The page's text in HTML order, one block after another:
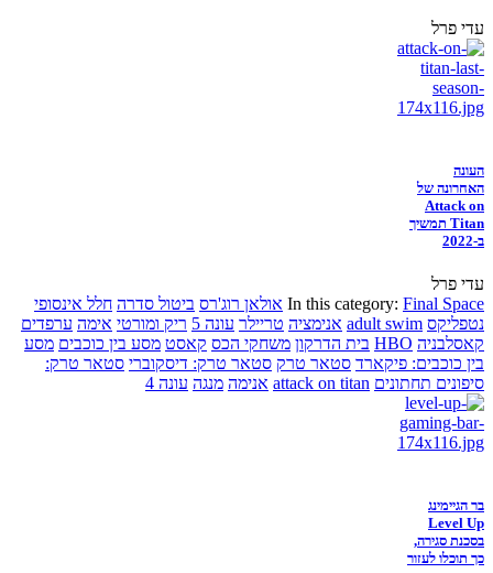
עדי פרל
העונה
האחרונה של
Attack on
Titan תמשיך
ב-2022
עדי פרל
In this category: Final Space אולאן רוג'רס ביטול סדרה חלל אינסופי
נטפליקס adult swim אנימציה טריילר עונה 5 ריק ומורטי אימה ערפדים
קאסלבניה HBO בית הדרקון משחקי הכס קאסט מסע בין כוכבים מסע
בין כוכבים: פיקארד סטאר טרק סטאר טרק: דיסקוברי סטאר טרק:
סיפונים תחתונים attack on titan אנימה מנגה עונה 4
בר הגיימינג
Level Up
בסכנת סגירה,
כך תוכלו לעזור